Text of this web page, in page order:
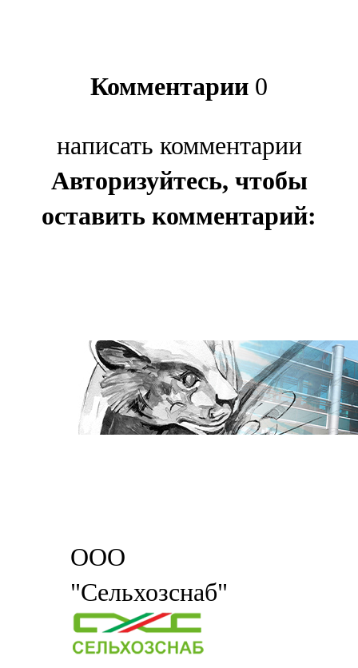
Комментарии 0
написать комментарии
Авторизуйтесь, чтобы
оставить комментарий:
ООО
"Сельхозснаб"